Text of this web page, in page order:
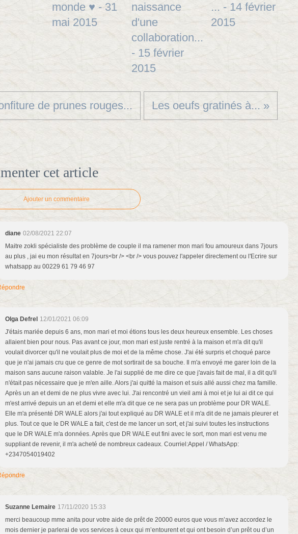
monde ♥ - 31
mai 2015
naissance
d'une
collaboration...
- 15 février
2015
... - 14 février
2015
de prunes rouges... Les oeufs gratinés à... »
cet article
Ajouter un commentaire
diane 02/08/2021 22:07
Maitre zokli spécialiste des problème de couple il ma ramener mon mari fou amoureux dans 7jours
au plus , jai eu mon résultat en 7jours<br /> <br /> vous pouvez l'appeler directement ou l'Ecrire sur
whatsapp au 00229 61 79 46 97
Olga Defrel 12/01/2021 06:09
J'étais mariée depuis 6 ans, mon mari et moi étions tous les deux heureux ensemble. Les choses
allaient bien pour nous. Pas avant ce jour, mon mari est juste rentré à la maison et m'a dit qu'il
voulait divorcer qu'il ne voulait plus de moi et de la même chose. J'ai été surpris et choqué parce
que je n'ai jamais cru que ce genre de mot sortirait de sa bouche. Il m'a envoyé me garer loin de la
maison sans aucune raison valable. Je l'ai supplié de me dire ce que j'avais fait de mal, il a dit qu'il
n'était pas nécessaire que je m'en aille. Alors j'ai quitté la maison et suis allé aussi chez ma famille.
Après un an et demi de ne plus vivre avec lui. J'ai rencontré un vieil ami à moi et je lui ai dit ce qui
m'est arrivé depuis un an et demi et elle m'a dit que ce ne sera pas un problème pour DR WALE.
Elle m'a présenté DR WALE alors j'ai tout expliqué au DR WALE et il m'a dit de ne jamais pleurer et
plus. Tout ce que le DR WALE a fait, c'est de me lancer un sort, et j'ai suivi toutes les instructions
que le DR WALE m'a données. Après que DR WALE eut fini avec le sort, mon mari est venu me
suppliant de revenir, il m'a acheté de nombreux cadeaux. Courriel:Appel / WhatsApp:
+2347054019402
Suzanne Lemaire 17/11/2020 15:33
merci beaucoup mme anita pour votre aide de prêt de 20000 euros que vous m’avez accordez le
mois dernier je parlerai de vos services à ceux qui m’entourent et qui ont besoin d’un prêt ou d’un